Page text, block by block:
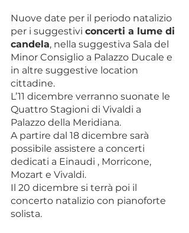
Nuove date per il periodo natalizio
per i suggestivi concerti a lume di
candela, nella suggestiva Sala del
Minor Consiglio a Palazzo Ducale e
in altre suggestive location
cittadine.
L’11 dicembre verranno suonate le
Quattro Stagioni di Vivaldi a
Palazzo della Meridiana.
A partire dal 18 dicembre sarà
possibile assistere a concerti
dedicati a Einaudi , Morricone,
Mozart e Vivaldi.
Il 20 dicembre si terrà poi il
concerto natalizio con pianoforte
solista.